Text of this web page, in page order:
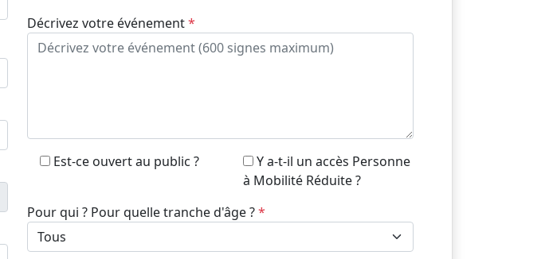
Décrivez votre événement*
Est-ce ouvert au public ?
Y a-t-il un accès Personne
à Mobilité Réduite ?
Pour qui ? Pour quelle tranche d'âge ?*